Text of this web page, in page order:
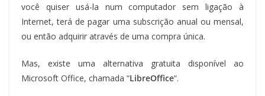
você quiser usá-la num computador sem ligação à
Internet, terá de pagar uma subscrição anual ou mensal,
ou então adquirir através de uma compra única.
Mas, existe uma alternativa gratuita disponível ao
Microsoft Office, chamada “LibreOffice“.